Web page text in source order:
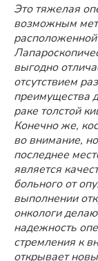
Это тяжелая
возможным
выгодно
отсутствием
преимущества
раке толстой
Конечно же,
во внимание,
последнее
является
больного от
выполнении
онкологи
надежность
стремления к
открывает